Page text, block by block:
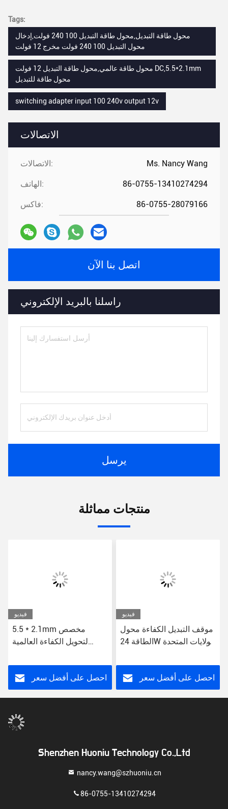
الاتصالات
الاتصالات: Ms. Nancy Wang
الهاتف: 86-0755-13410274294
فاكس: 86-0755-28079166
اتصل بنا الآن
راسلنا بالبريد الإلكتروني
يرسل
Tags:
محول طاقة التبديل,محول طاقة التبديل 100 240 فولت,إدخال
محول التبديل 100 240 فولت مخرج 12 فولت
محول طاقة عالمي,محول طاقة التبديل 12 فولت DC,5.5*2.1mm
محول طاقة للتبديل
switching adapter input 100 240v output 12v
منتجات مماثلة
فيديو
5.5 * 2.1mm مخصص
لتحويل الكفاءة العالمية
الجهد 12 فولت DC US / EU
/ UK / AUاحصل على أفضل سعر
فيديو
موقف التبديل الكفاءة محول
الطاقة 24W الولايات المتحدة
المتحدة / أيو وصلة CE FCC
RoHS معتمدة
احصل على أفضل سعر
Shenzhen Huoniu Technology Co.,Ltd
nancy.wang@szhuoniu.cn
86-0755-13410274294